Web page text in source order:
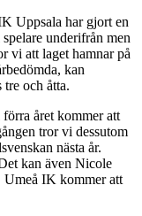
Uppsala har gjort en
underifrån men
vi att laget hamnar på
kan
tre och åtta.
året kommer att
tror vi dessutom
nästa år.
kan även Nicole
Umeå IK kommer att